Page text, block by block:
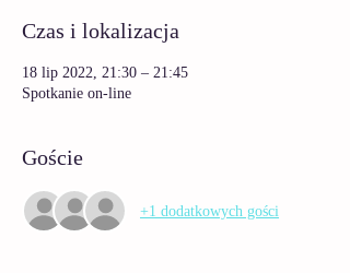
Czas i lokalizacja
18 lip 2022, 21:30 – 21:45
Spotkanie on-line
Goście
+1 dodatkowych gości